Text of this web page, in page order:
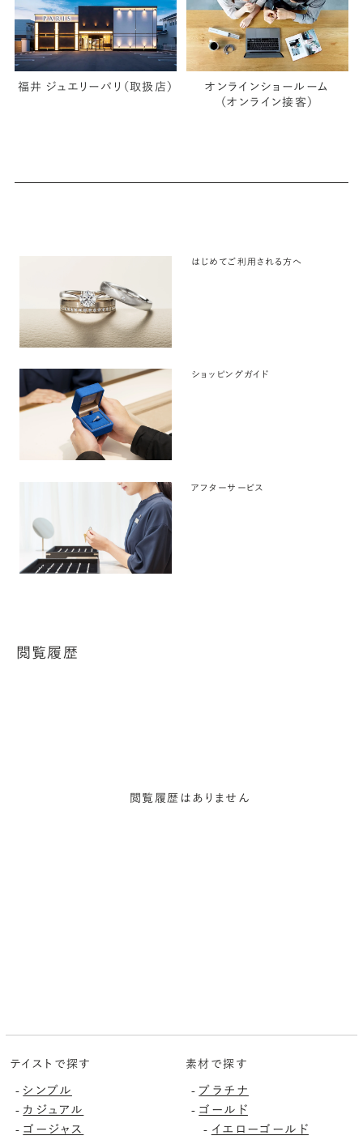
福井 ジュエリーパリ（取扱店）
オンラインショールーム
（オンライン接客）
はじめてご利用される方へ
ショッピングガイド
アフターサービス
閲覧履歴
閲覧履歴はありません
テイストで探す
- シンプル
- カジュアル
- ゴージャス
素材で探す
- プラチナ
- ゴールド
- イエローゴールド